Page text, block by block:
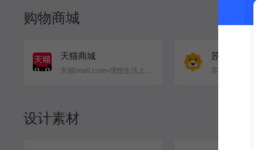
购物商城
天猫商城
天猫tmall.com–理想生活上天猫
苏宁易购
设计素材